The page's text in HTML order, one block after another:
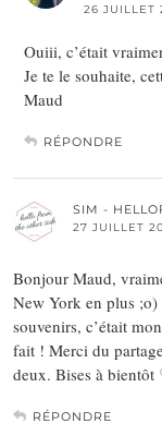
26 JUILLET
Ouiii, c’était
Je te le souhaite,
Maud
RÉPONDRE
SIM -
27 JUILLET
Bonjour Maud,
New York en plus ;o)
souvenirs, c’était
fait ! Merci du
deux. Bises à
RÉPONDRE